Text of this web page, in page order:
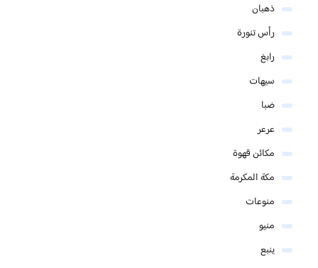
ذهبان
رأس تنورة
رابغ
سيهات
ضبا
عرعر
مكائن قهوة
مكة المكرمة
منوعات
منيو
ينبع